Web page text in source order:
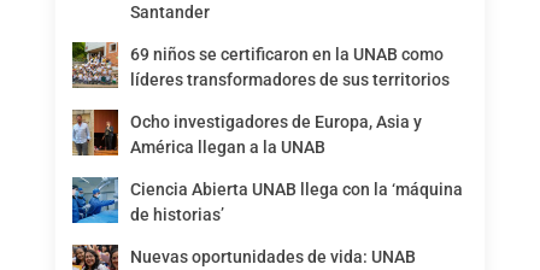
Santander
69 niños se certificaron en la UNAB como
líderes transformadores de sus territorios
Ocho investigadores de Europa, Asia y
América llegan a la UNAB
Ciencia Abierta UNAB llega con la ‘máquina
de historias’
Nuevas oportunidades de vida: UNAB